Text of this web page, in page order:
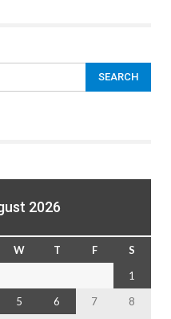
2026
W T F
S
1
5 6 7 8